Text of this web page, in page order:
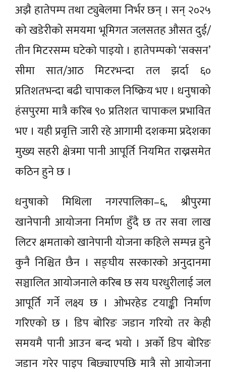
अझै हातेपम्प तथा ट्युबेलमा निर्भर छन् । सन् २०२५
को खडेरीको समयमा भूमिगत जलसतह औसत दुई/
तीन मिटरसम्म घटेको पाइयो । हातेपम्पको ‘सक्सन’
सीमा सात/आठ मिटरभन्दा तल झर्दा ६०
प्रतिशतभन्दा बढी चापाकल निष्क्रिय भए । धनुषाको
हंसपुरमा मात्रै करिब ९० प्रतिशत चापाकल प्रभावित
भए । यही प्रवृत्ति जारी रहे आगामी दशकमा प्रदेशका
मुख्य सहरी क्षेत्रमा पानी आपूर्ति नियमित राख्नसमेत
कठिन हुने छ ।
धनुषाको मिथिला नगरपालिका–६, श्रीपुरमा
खानेपानी आयोजना निर्माण हुँदै छ तर सवा लाख
लिटर क्षमताको खानेपानी योजना कहिले सम्पन्न हुने
कुनै निश्चित छैन । सङ्घीय सरकारको अनुदानमा
सञ्चालित आयोजनाले करिब छ सय घरधुरीलाई जल
आपूर्ति गर्ने लक्ष्य छ । ओभरहेड टयाङ्की निर्माण
गरिएको छ । डिप बोरिङ जडान गरियो तर केही
समयमै पानी आउन बन्द भयो । अर्को डिप बोरिङ
जडान गरेर पाइप बिछ्याएपछि मात्रै सो आयोजना